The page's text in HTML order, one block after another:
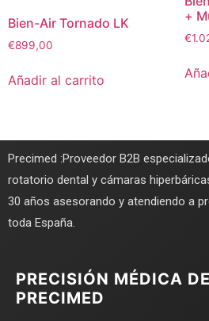
Bien-Air Tornado LK
€899,00
Añadir al carrito
+
€
Precimed :Proveedor B2B
rotatorio dental y cámaras
30 años asesorando y atendiendo a
toda España.
PRECISIÓN MÉDICA
PRECIMED